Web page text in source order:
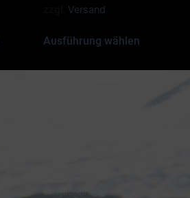
Versand
Ausführung wählen
Steigbügelhalter